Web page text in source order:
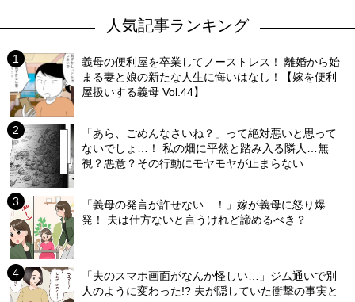
人気記事ランキング
義母の便利屋を卒業してノーストレス！ 離婚から始
まる妻と娘の新たな人生に悔いはなし！【嫁を便利
屋扱いする義母 Vol.44】
「あら、ごめんなさいね？」って絶対悪いと思って
ないでしょ…！ 私の畑に平然と踏み入る隣人…無
視？悪意？その行動にモヤモヤが止まらない
「義母の発言が許せない…！」嫁が義母に怒り爆
発！ 夫は仕方ないと言うけれど諦めるべき？
「夫のスマホ画面がなんか怪しい…」ジム通いで別
人のように変わった!? 夫が隠していた衝撃の事実と